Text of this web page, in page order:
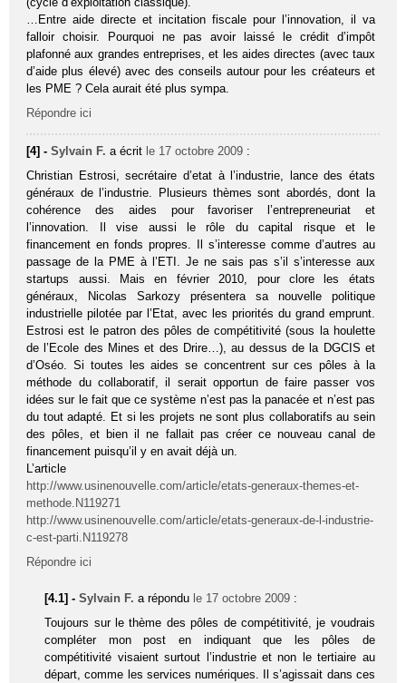
…Entre aide directe et incitation fiscale pour l’innovation, il va
falloir choisir. Pourquoi ne pas avoir laissé le crédit d’impôt
plafonné aux grandes entreprises, et les aides directes (avec taux
d’aide plus élevé) avec des conseils autour pour les créateurs et
les PME ? Cela aurait été plus sympa.
Répondre ici
[4] -Sylvain F. a écrit le 17 octobre 2009 :
Christian Estrosi, secrétaire d’etat à l’industrie, lance des états
généraux de l’industrie. Plusieurs thèmes sont abordés, dont la
cohérence des aides pour favoriser l’entrepreneuriat et
l’innovation. Il vise aussi le rôle du capital risque et le
financement en fonds propres. Il s’interesse comme d’autres au
passage de la PME à l’ETI. Je ne sais pas s’il s’interesse aux
startups aussi. Mais en février 2010, pour clore les états
généraux, Nicolas Sarkozy présentera sa nouvelle politique
industrielle pilotée par l’Etat, avec les priorités du grand emprunt.
Estrosi est le patron des pôles de compétitivité (sous la houlette
de l’Ecole des Mines et des Drire…), au dessus de la DGCIS et
d’Oséo. Si toutes les aides se concentrent sur ces pôles à la
méthode du collaboratif, il serait opportun de faire passer vos
idées sur le fait que ce système n’est pas la panacée et n’est pas
du tout adapté. Et si les projets ne sont plus collaboratifs au sein
des pôles, et bien il ne fallait pas créer ce nouveau canal de
financement puisqu’il y en avait déjà un.
L’article
http://www.usinenouvelle.com/article/etats-generaux-themes-et-
methode.N119271
http://www.usinenouvelle.com/article/etats-generaux-de-l-industrie-
c-est-parti.N119278
Répondre ici
[4.1] -Sylvain F. a répondu le 17 octobre 2009 :
Toujours sur le thème des pôles de compétitivité, je voudrais
compléter mon post en indiquant que les pôles de
compétitivité visaient surtout l’industrie et non le tertiaire au
départ, comme les services numériques. Il s’agissait dans ces